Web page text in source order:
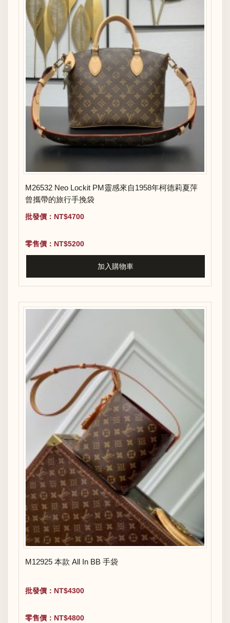
M26532 Neo Lockit PM靈感來自1958年柯德莉夏萍
曾攜帶的旅行手挽袋
批發價：NT$4700
零售價：NT$5200
加入購物車
M12925 本款 All In BB 手袋
批發價：NT$4300
零售價：NT$4800